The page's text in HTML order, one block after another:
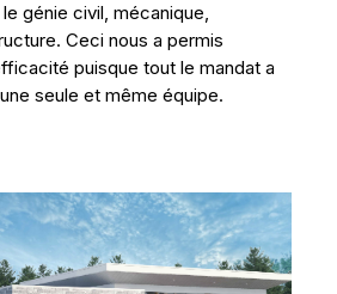
génie civil, mécanique,
Ceci nous a permis
puisque tout le mandat a
seule et même équipe.